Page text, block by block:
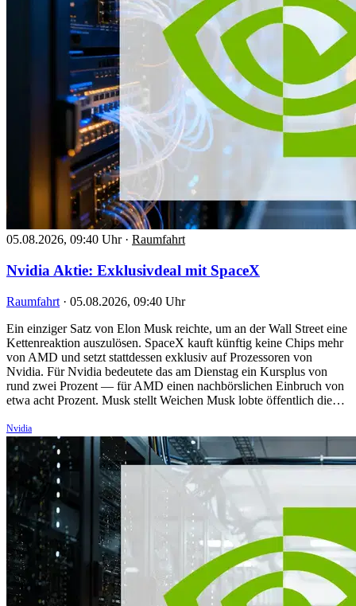
05.08.2026, 09:40 Uhr · Raumfahrt
Nvidia Aktie: Exklusivdeal mit SpaceX
Raumfahrt · 05.08.2026, 09:40 Uhr
Ein einziger Satz von Elon Musk reichte, um an der Wall Street eine
Kettenreaktion auszulösen. SpaceX kauft künftig keine Chips mehr
von AMD und setzt stattdessen exklusiv auf Prozessoren von
Nvidia. Für Nvidia bedeutete das am Dienstag ein Kursplus von
rund zwei Prozent — für AMD einen nachbörslichen Einbruch von
etwa acht Prozent. Musk stellt Weichen Musk lobte öffentlich die…
Nvidia